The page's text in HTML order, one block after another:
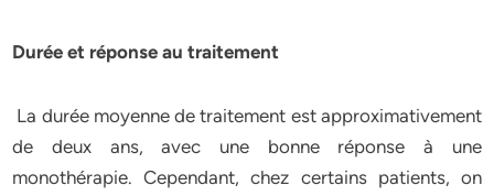
Durée et réponse au traitement
La durée moyenne de traitement est approximativement
de deux ans, avec une bonne réponse à une
monothérapie. Cependant, chez certains patients, on